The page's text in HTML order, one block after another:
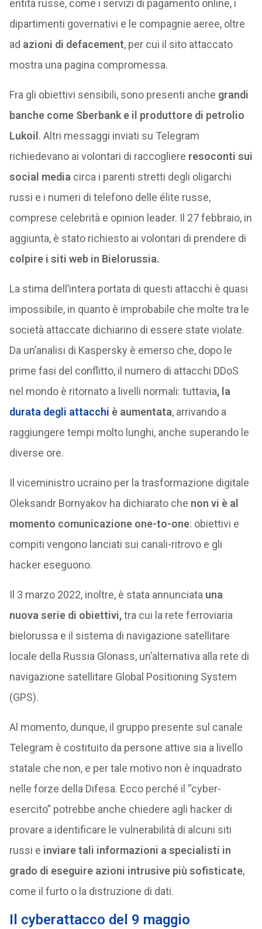
entità russe, come i servizi di pagamento online, i
dipartimenti governativi e le compagnie aeree, oltre
ad azioni di defacement, per cui il sito attaccato
mostra una pagina compromessa.
Fra gli obiettivi sensibili, sono presenti anche grandi
banche come Sberbank e il produttore di petrolio
Lukoil . Altri messaggi inviati su Telegram
richiedevano ai volontari di raccogliere resoconti sui
social media circa i parenti stretti degli oligarchi
russi e i numeri di telefono delle élite russe,
comprese celebrità e opinion leader. Il 27 febbraio, in
aggiunta, è stato richiesto ai volontari di prendere di
colpire i siti web in Bielorussia.
La stima dell’intera portata di questi attacchi è quasi
impossibile, in quanto è improbabile che molte tra le
società attaccate dichiarino di essere state violate.
Da un’analisi di Kaspersky è emerso che, dopo le
prime fasi del conflitto, il numero di attacchi DDoS
nel mondo è ritornato a livelli normali: tuttavia, la
durata degli attacchi è aumentata, arrivando a
raggiungere tempi molto lunghi, anche superando le
diverse ore.
Il viceministro ucraino per la trasformazione digitale
Oleksandr Bornyakov ha dichiarato che non vi è al
momento comunicazione one-to-one: obiettivi e
compiti vengono lanciati sui canali-ritrovo e gli
hacker eseguono.
Il 3 marzo 2022, inoltre, è stata annunciata una
nuova serie di obiettivi,tra cui la rete ferroviaria
bielorussa e il sistema di navigazione satellitare
locale della Russia Glonass, un’alternativa alla rete di
navigazione satellitare Global Positioning System
(GPS).
Al momento, dunque, il gruppo presente sul canale
Telegram è costituito da persone attive sia a livello
statale che non, e per tale motivo non è inquadrato
nelle forze della Difesa. Ecco perché il “cyber-
esercito” potrebbe anche chiedere agli hacker di
provare a identificare le vulnerabilità di alcuni siti
russi e inviare tali informazioni a specialisti in
grado di eseguire azioni intrusive più sofisticate,
come il furto o la distruzione di dati.
Il cyberattacco del 9 maggio